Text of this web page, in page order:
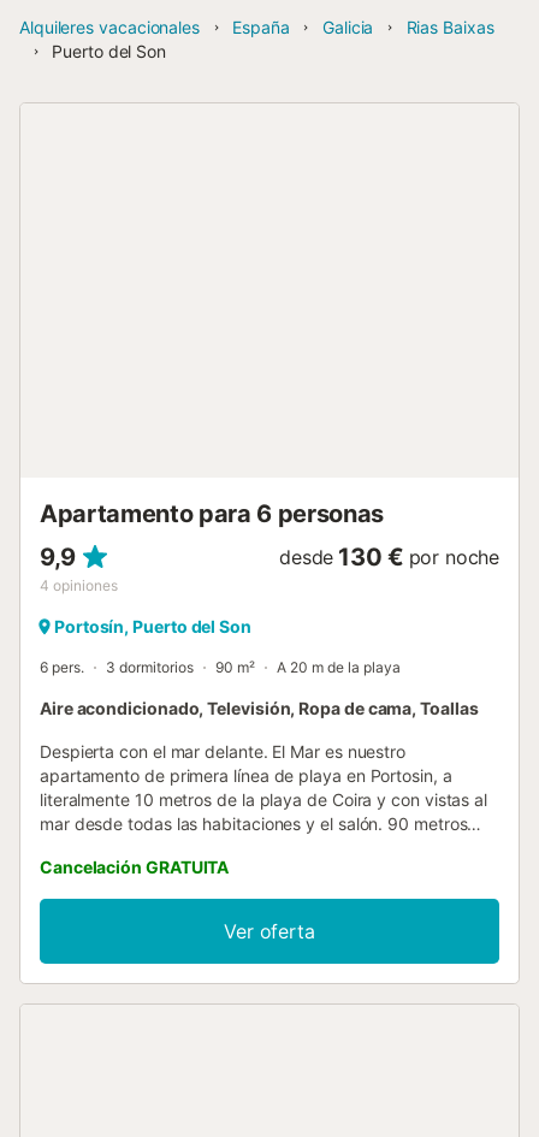
Alquileres vacacionales España Galicia
Rias Baixas
Puerto del Son
Apartamento para 6 personas
9,9
4 opiniones
desde 130 € por noche
Portosín, Puerto del Son
6 pers. 3 dormitorios 90 m² A 20 m de la playa
Aire acondicionado, Televisión, Ropa de cama, Toallas
Despierta con el mar delante. El Mar es nuestro
apartamento de primera línea de playa en Portosin, a
literalmente 10 metros de la playa de Coira y con vistas al
mar desde todas las habitaciones y el salón. 90 metros
dormitorios, 2 baños con ducha (uno en suite), cocina
independiente completamente equipada y aire
acondicionado. Todo lo que necesitas para unas
vacaciones en familia sin renunciar a nada. El apartamento
no dispone de garaje. Portosin es uno de los pueblos
Cancelación GRATUITA
Ver oferta